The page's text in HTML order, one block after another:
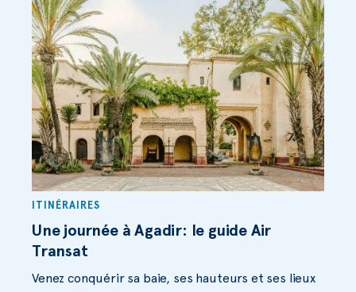
ITINÉRAIRES
Une journée à Agadir: le guide Air
Transat
Venez conquérir sa baie, ses hauteurs et ses lieux